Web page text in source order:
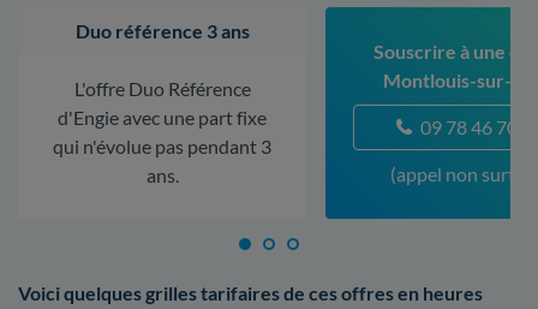
Duo référence 3 ans
L'offre Duo Référence
d'Engie avec une part fixe
qui n'évolue pas pendant 3
ans.
Souscrire à une
Montlouis-sur-
09 78 46 70
(appel non
Voici quelques grilles tarifaires de ces offres en heures